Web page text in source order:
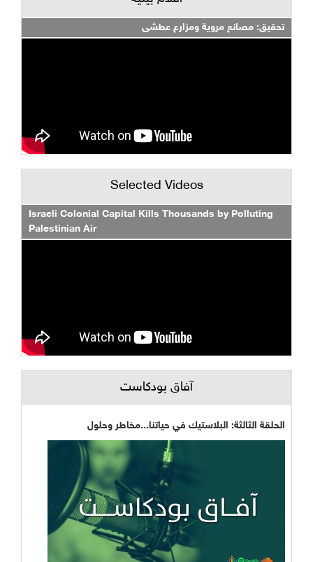
تحقيق: مصانع مروية ومزارع عطشى
Selected Videos
Israeli Colonial Capital Kills Thousands by Polluting
Palestinian Air
آفاق بودكاست
الحلقة الثالثة: البلاستيك في حياتنا...مخاطر وحلول